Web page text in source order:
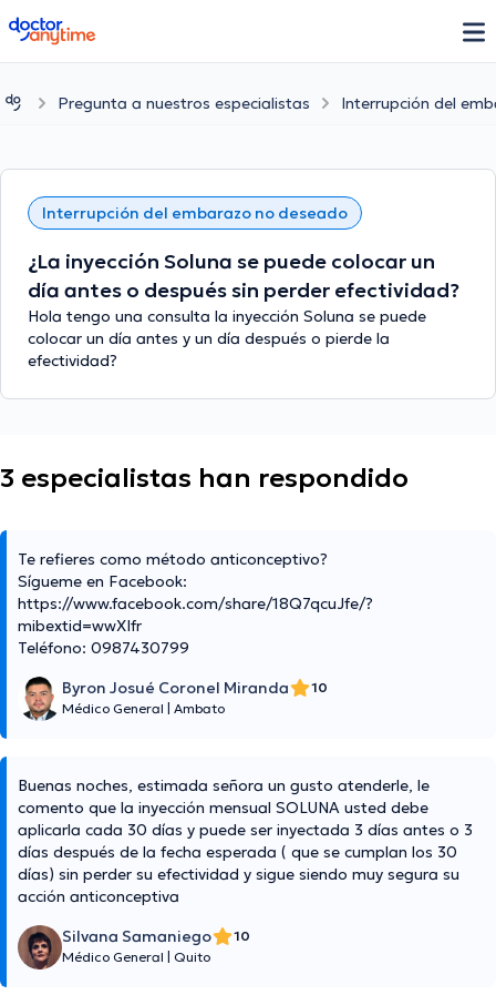
doctoranytime
Pregunta a nuestros especialistas Interrupción del
Interrupción del embarazo no deseado
¿La inyección Soluna se puede colocar un
día antes o después sin perder efectividad?
Hola tengo una consulta la inyección Soluna se puede
colocar un día antes y un día después o pierde la
efectividad?
3 especialistas han respondido
Te refieres como método anticonceptivo?
Sígueme en Facebook:
https://www.facebook.com/share/18Q7qcuJfe/?
mibextid=wwXIfr
Teléfono: 0987430799
Byron Josué Coronel Miranda
10
Médico General
Ambato
Buenas noches, estimada señora un gusto atenderle, le
comento que la inyección mensual SOLUNA usted debe
aplicarla cada 30 días y puede ser inyectada 3 días antes o 3
días después de la fecha esperada ( que se cumplan los 30
días) sin perder su efectividad y sigue siendo muy segura su
acción anticonceptiva
Silvana Samaniego
10
Médico General
Quito